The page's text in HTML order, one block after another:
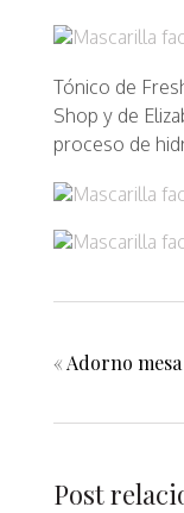
Tónico de
Shop y de
proceso de
« Adorno
Post